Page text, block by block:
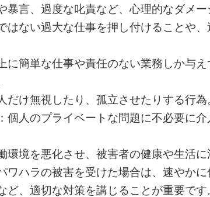
暴言、過度な叱責など、心理的なダメー
はない過大な仕事を押し付けることや
に簡単な仕事や責任のない業務しか与
だけ無視したり、孤立させたりする行為
：個人のプライベートな問題に不必要に
環境を悪化させ、被害者の健康や生活に
ワハラの被害を受けた場合は、速やか
ど、適切な対策を講じることが重要です